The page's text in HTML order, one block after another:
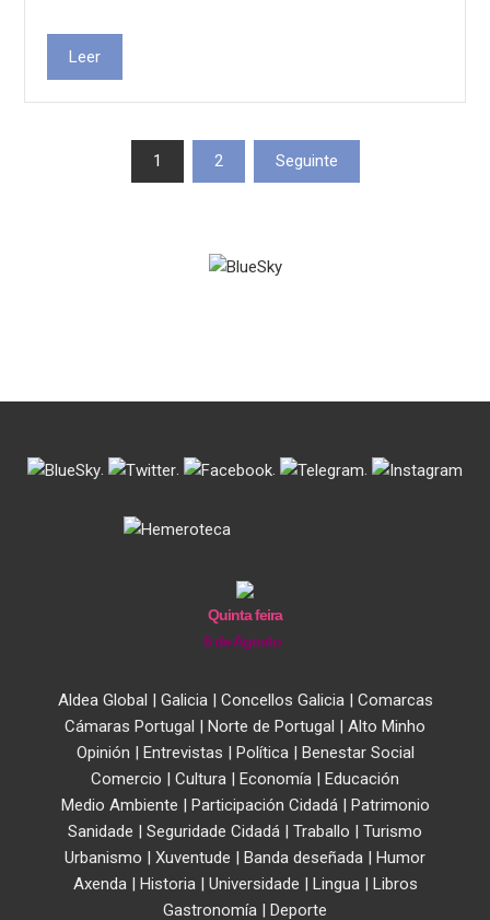
Leer
Paxinación
1 2 Seguinte
. . . .
Quinta feira
6 de Agosto
Aldea Global | Galicia| Concellos Galicia| Comarcas
Cámaras Portugal | Norte de Portugal | Alto Minho
Opinión | Entrevistas | Política| Benestar Social
Comercio | Cultura | Economía | Educación
Medio Ambiente | Participación Cidadá| Patrimonio
Sanidade | Seguridade Cidadá | Traballo | Turismo
Urbanismo | Xuventude | Banda deseñada | Humor
Axenda| Historia| Universidade | Lingua| Libros
Gastronomía | Deporte